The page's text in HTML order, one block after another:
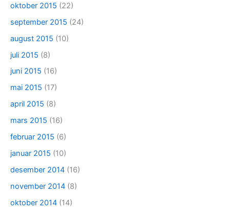
oktober 2015 (22)
september 2015 (24)
august 2015 (10)
juli 2015 (8)
juni 2015 (16)
mai 2015 (17)
april 2015 (8)
mars 2015 (16)
februar 2015 (6)
januar 2015 (10)
desember 2014 (16)
november 2014 (8)
oktober 2014 (14)